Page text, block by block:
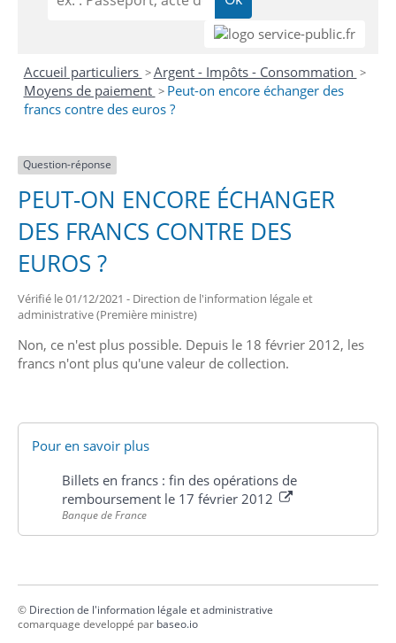
Accueil particuliers >Argent - Impôts - Consommation >
Moyens de paiement > Peut-on encore échanger des
francs contre des euros ?
Question-réponse
PEUT-ON ENCORE ÉCHANGER
DES FRANCS CONTRE DES
EUROS ?
Vérifié le 01/12/2021 - Direction de l'information légale et
administrative (Première ministre)
Non, ce n'est plus possible. Depuis le 18 février 2012, les
francs n'ont plus qu'une valeur de collection.
Pour en savoir plus
Billets en francs : fin des opérations de
remboursement le 17 février 2012
Banque de France
© Direction de l'information légale et administrative
comarquage developpé par baseo.io